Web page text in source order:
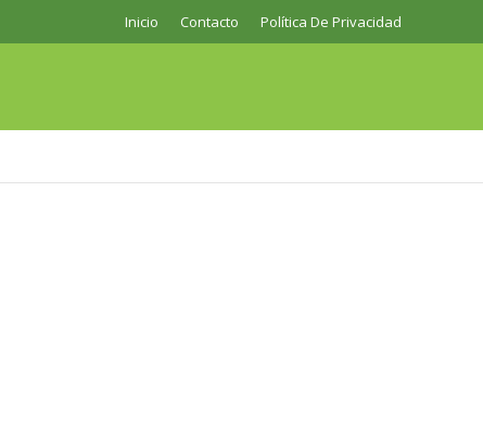
Inicio Contacto Política De Privacidad